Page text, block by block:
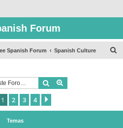
Forum
Spanish Forum Spanish Culture
Buscar
1 2 3 4
Temas